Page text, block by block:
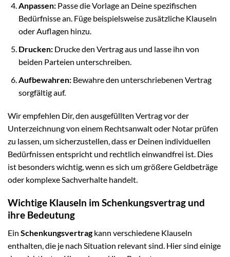
Anpassen:Passe die Vorlage an Deine spezifischen
Bedürfnisse an. Füge beispielsweise zusätzliche Klauseln
oder Auflagen hinzu.
Drucken:Drucke den Vertrag aus und lasse ihn von
beiden Parteien unterschreiben.
Aufbewahren:Bewahre den unterschriebenen Vertrag
sorgfältig auf.
Wir empfehlen Dir, den ausgefüllten Vertrag vor der
Unterzeichnung von einem Rechtsanwalt oder Notar prüfen
zu lassen, um sicherzustellen, dass er Deinen individuellen
Bedürfnissen entspricht und rechtlich einwandfrei ist. Dies
ist besonders wichtig, wenn es sich um größere Geldbeträge
oder komplexe Sachverhalte handelt.
Wichtige Klauseln im Schenkungsvertrag und
ihre Bedeutung
Ein Schenkungsvertragkann verschiedene Klauseln
enthalten, die je nach Situation relevant sind. Hier sind einige